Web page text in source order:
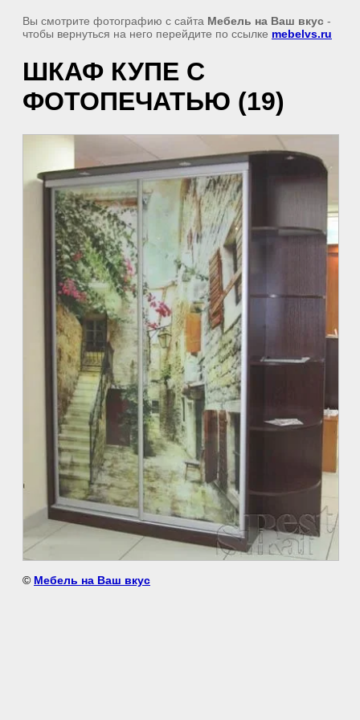
Вы смотрите фотографию с сайта Мебель на Ваш вкус -
чтобы вернуться на него перейдите по ссылке mebelvs.ru
ШКАФ КУПЕ С
ФОТОПЕЧАТЬЮ (19)
© Мебель на Ваш вкус